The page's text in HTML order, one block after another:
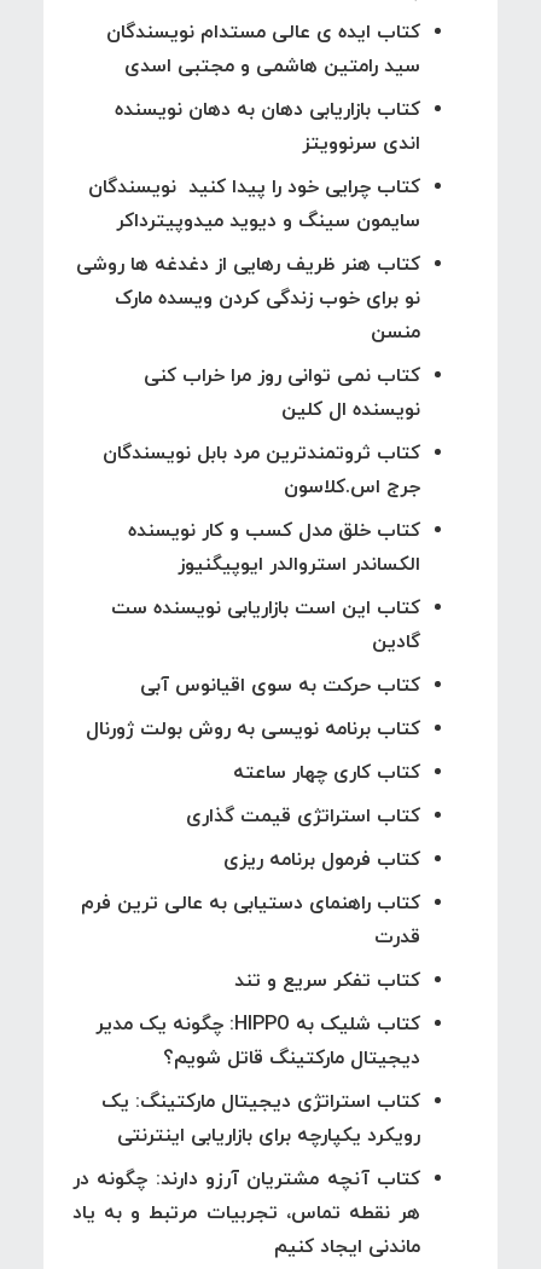
کتاب ایده ی عالی مستدام نویسندگان
سید رامتین هاشمی و مجتبی اسدی
کتاب بازاریابی دهان به دهان نویسنده
اندی سرنوویتز
کتاب چرایی خود را پیدا کنید نویسندگان
سایمون سینگ و دیوید میدوپیترداکر
کتاب هنر ظریف رهایی از دغدغه ها روشی
نو برای خوب زندگی کردن ویسده مارک
منسن
کتاب نمی توانی روز مرا خراب کنی
نویسنده ال کلین
کتاب ثروتمندترین مرد بابل نویسندگان
جرج اس.کلاسون
کتاب خلق مدل کسب و کار نویسنده
الکساندر استروالدر ایوپیگنیوز
کتاب این است بازاریابی نویسنده ست
گادین
کتاب حرکت به سوی اقیانوس آبی
کتاب برنامه نویسی به روش بولت ژورنال
کتاب کاری چهار ساعته
کتاب استراتژی قیمت گذاری
کتاب فرمول برنامه ریزی
کتاب راهنمای دستیابی به عالی ترین فرم
قدرت
کتاب تفکر سریع و تند
کتاب شلیک به HIPPO: چگونه یک مدیر
دیجیتال مارکتینگ قاتل شویم؟
کتاب استراتژی دیجیتال مارکتینگ: یک
رویکرد یکپارچه برای بازاریابی اینترنتی
کتاب آنچه مشتریان آرزو دارند: چگونه در
هر نقطه تماس، تجربیات مرتبط و به یاد
ماندنی ایجاد کنیم